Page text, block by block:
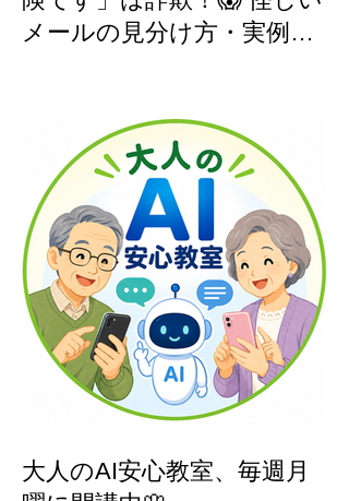
メールの見分け方・実例つ
大人のAI安心教室、毎週月